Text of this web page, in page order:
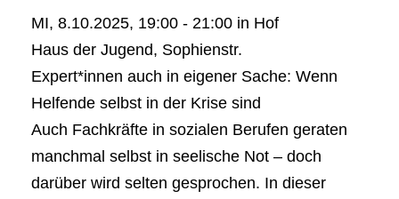
MI, 8.10.2025, 19:00 - 21:00 in Hof
Haus der Jugend, Sophienstr.
Expert*innen auch in eigener Sache: Wenn
Helfende selbst in der Krise sind
Auch Fachkräfte in sozialen Berufen geraten
manchmal selbst in seelische Not – doch
darüber wird selten gesprochen. In dieser